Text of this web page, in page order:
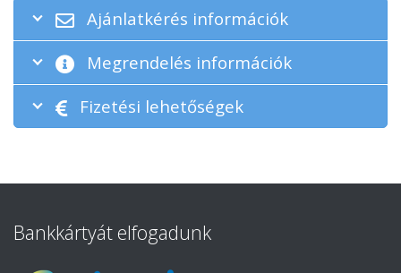
Ajánlatkérés információk
Megrendelés információk
Fizetési lehetőségek
Bankkártyát elfogadunk